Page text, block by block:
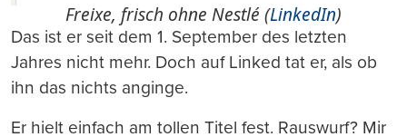
Freixe, frisch ohne Nestlé (LinkedIn)
Das ist er seit dem 1. September des letzten
Jahres nicht mehr. Doch auf Linked tat er, als ob
ihn das nichts anginge.
Er hielt einfach am tollen Titel fest. Rauswurf? Mir